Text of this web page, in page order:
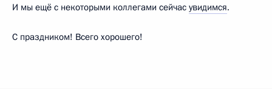
И мы ещё с некоторыми коллегами сейчас увидимся.
С праздником! Всего хорошего!